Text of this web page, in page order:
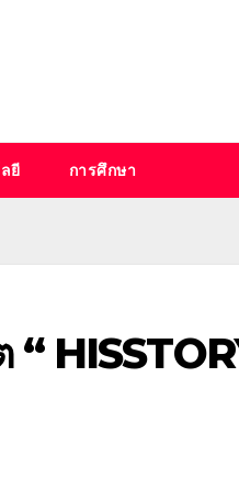
ยี การศึกษา